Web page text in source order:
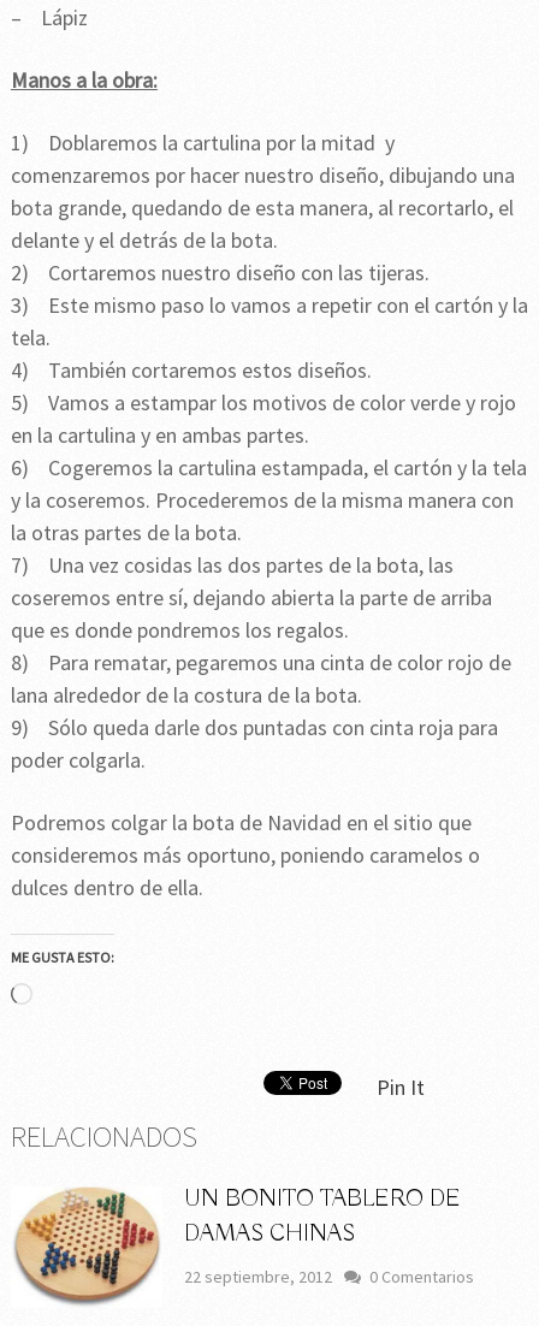
– Lápiz
Manos a la obra:
1) Doblaremos la cartulina por la mitad y
comenzaremos por hacer nuestro diseño, dibujando una
bota grande, quedando de esta manera, al recortarlo, el
delante y el detrás de la bota.
2) Cortaremos nuestro diseño con las tijeras.
3) Este mismo paso lo vamos a repetir con el cartón y la
tela.
4) También cortaremos estos diseños.
5) Vamos a estampar los motivos de color verde y rojo
en la cartulina y en ambas partes.
6) Cogeremos la cartulina estampada, el cartón y la tela
y la coseremos. Procederemos de la misma manera con
la otras partes de la bota.
7) Una vez cosidas las dos partes de la bota, las
coseremos entre sí, dejando abierta la parte de arriba
que es donde pondremos los regalos.
8) Para rematar, pegaremos una cinta de color rojo de
lana alrededor de la costura de la bota.
9) Sólo queda darle dos puntadas con cinta roja para
poder colgarla.
Podremos colgar la bota de Navidad en el sitio que
consideremos más oportuno, poniendo caramelos o
dulces dentro de ella.
ME GUSTA ESTO:
Cargando...
Pin It
RELACIONADOS
UN BONITO TABLERO DE
DAMAS CHINAS
22 septiembre, 2012 0 Comentarios